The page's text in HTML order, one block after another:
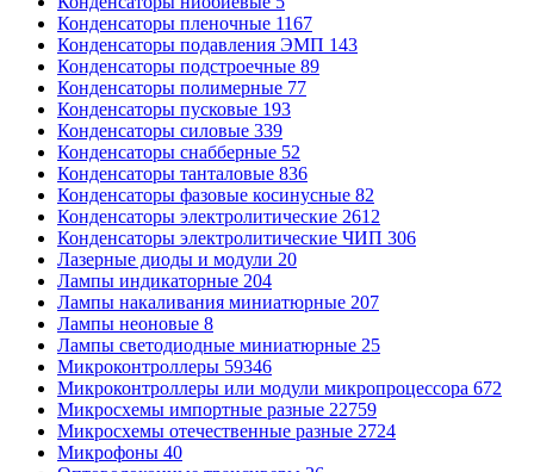
Конденсаторы пленочные 1167
Конденсаторы подавления ЭМП 143
Конденсаторы подстроечные 89
Конденсаторы полимерные 77
Конденсаторы пусковые 193
Конденсаторы силовые 339
Конденсаторы снабберные 52
Конденсаторы танталовые 836
Конденсаторы фазовые косинусные 82
Конденсаторы электролитические 2612
Конденсаторы электролитические ЧИП 306
Лазерные диоды и модули 20
Лампы индикаторные 204
Лампы накаливания миниатюрные 207
Лампы неоновые 8
Лампы светодиодные миниатюрные 25
Микроконтроллеры 59346
Микроконтроллеры или модули микропроцессора 672
Микросхемы импортные разные 22759
Микросхемы отечественные разные 2724
Микрофоны 40